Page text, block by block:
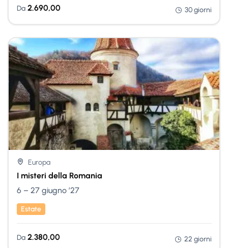
Da 2.690,00 30 giorni
Europa
I misteri della Romania
Nessuna Scelta
6 – 27 giugno ’27
Estate
Da 2.380,00 22 giorni